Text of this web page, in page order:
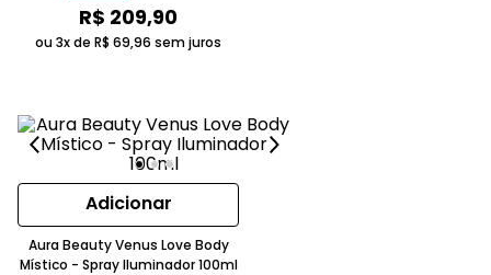
Beauty
R$ 209,90
ou 3x de R$ 69,96 sem juros
Adicionar
Aura Beauty Venus Love Body
Místico - Spray Iluminador 100ml